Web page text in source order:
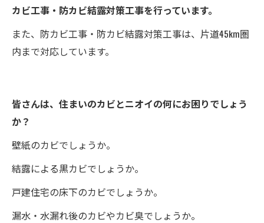
カビ工事・防カビ結露対策工事を行っています。
また、防カビ工事・防カビ結露対策工事は、片道45km圏
内まで対応しています。
皆さんは、住まいのカビとニオイの何にお困りでしょう
か？
壁紙のカビでしょうか。
結露による黒カビでしょうか。
戸建住宅の床下のカビでしょうか。
漏水・水漏れ後のカビやカビ臭でしょうか。